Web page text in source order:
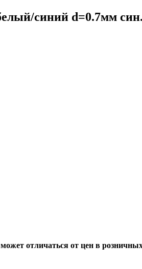
синий d=0.7мм
отличаться от цен в